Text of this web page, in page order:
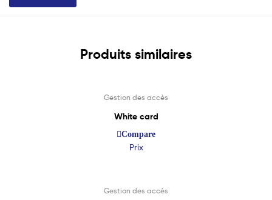
Produits similaires
Gestion des accès
White card
Compare
Prix
Gestion des accès